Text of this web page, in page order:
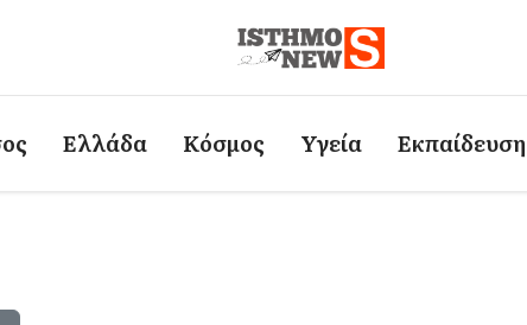
Ελλάδα Κόσμος Υγεία Εκπαίδευση